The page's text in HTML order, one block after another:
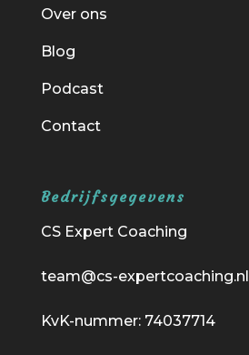
Over ons
Blog
Podcast
Contact
Bedrijfsgegevens
CS Expert Coaching
team@cs-expertcoaching.nl
KvK-nummer: 74037714